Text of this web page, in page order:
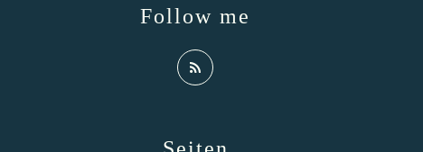
Follow me